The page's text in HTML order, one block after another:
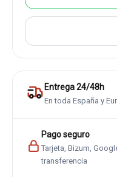
Entrega 24/48h
En toda España y
Pago seguro
Tarjeta, Bizum,
transferencia